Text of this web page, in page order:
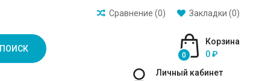
Закладки (0)
Сравнение (0)
ПОИСК
Корзина
0
0 ₽
Личный кабинет